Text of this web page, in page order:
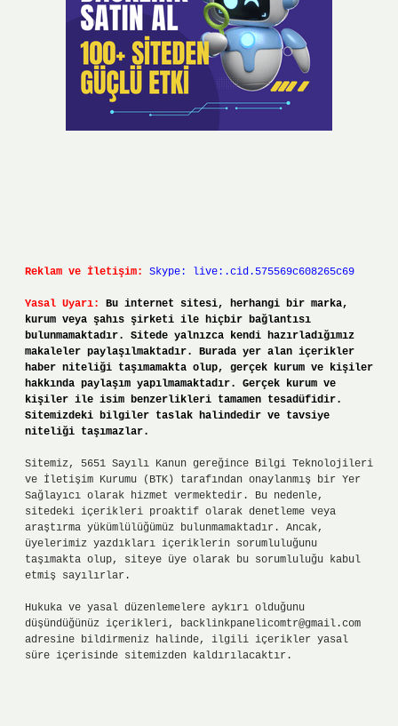
Reklam ve İletişim: Skype: live:.cid.575569c608265c69
Yasal Uyarı:
Bu internet sitesi, herhangi bir marka,
kurum veya şahıs şirketi ile hiçbir bağlantısı
bulunmamaktadır. Sitede yalnızca kendi hazırladığımız
makaleler paylaşılmaktadır. Burada yer alan içerikler
haber niteliği taşımamakta olup, gerçek kurum ve kişiler
hakkında paylaşım yapılmamaktadır. Gerçek kurum ve
kişiler ile isim benzerlikleri tamamen tesadüfidir.
Sitemizdeki bilgiler taslak halindedir ve tavsiye
niteliği taşımazlar.
Sitemiz, 5651 Sayılı Kanun gereğince Bilgi Teknolojileri
ve İletişim Kurumu (BTK) tarafından onaylanmış bir Yer
Sağlayıcı olarak hizmet vermektedir. Bu nedenle,
sitedeki içerikleri proaktif olarak denetleme veya
araştırma yükümlülüğümüz bulunmamaktadır. Ancak,
üyelerimiz yazdıkları içeriklerin sorumluluğunu
taşımakta olup, siteye üye olarak bu sorumluluğu kabul
etmiş sayılırlar.
Hukuka ve yasal düzenlemelere aykırı olduğunu
düşündüğünüz içerikleri, backlinkpanelicomtr@gmail.com
adresine bildirmeniz halinde, ilgili içerikler yasal
süre içerisinde sitemizden kaldırılacaktır.